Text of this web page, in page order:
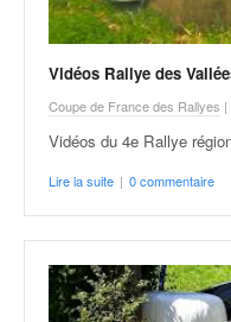
Vidéos Rallye des
Coupe de France des Rallyes |
Vidéos du 4e Rallye
Lire la suite | 0 commentaire